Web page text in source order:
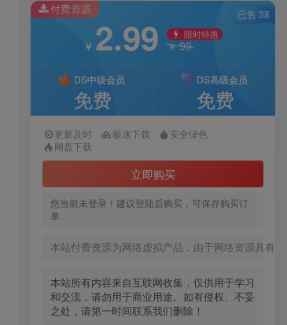
付费资源
￥ 2.99 限时特惠
￥99
DS中级会员
免费
DS高级会员
免费
更新及时 极速下载
安全绿色
网盘下载
立即购买
您当前未登录！建议登陆后购买，可保存购买订
单
本站付费资源为网络虚拟产品，由于网络资源具有
本站所有内容来自互联网收集，仅供用于学习
和交流，请勿用于商业用途。如有侵权、不妥
之处，请第一时间联系我们删除！
已售 38